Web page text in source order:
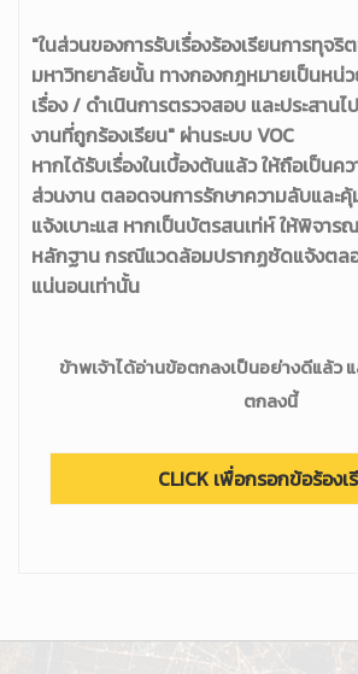
"ในส่วนของการรับเรื่องร้องเรียนการทุจ
มหาวิทยาลัยนั้น ทางกองกฎหมายเป็นหน่ว
เรื่อง / ดำเนินการตรวจสอบ และประสาน
งานที่ถูกร้องเรียน" ผ่านระบบ VOC
หากได้รับเรื่องในเบื้องต้นแล้ว ให้ถือเป็นค
ส่วนงาน ตลอดจนการรักษาความลับและ
แจ้งเบาะแส หากเป็นบัตรสนเท่ห์ ให้พิจาร
หลักฐาน กรณีแวดล้อมปรากฏชัดแจ้งต
แน่นอนเท่านั้น
ข้าพเจ้าได้อ่านข้อตกลงเป็นอย่างดีแล้ว
ตกลงนี้